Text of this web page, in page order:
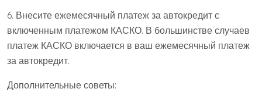
6. Внесите ежемесячный платеж за автокредит с
включенным платежом КАСКО. В большинстве случаев
платеж КАСКО включается в ваш ежемесячный платеж
за автокредит.
Дополнительные советы: